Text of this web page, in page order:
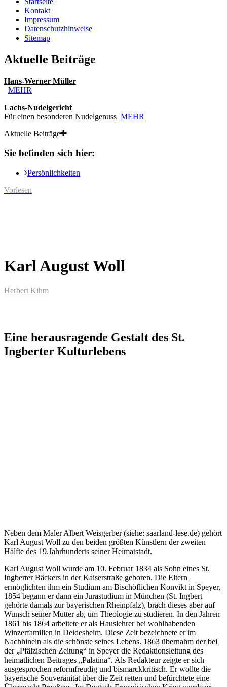
Kontakt
Impressum
Datenschutzhinweise
Sitemap
Aktuelle Beiträge
Hans-Werner Müller
MEHR
Lachs-Nudelgericht
Für einen besonderen Nudelgenuss MEHR
Aktuelle Beiträge
Sie befinden sich hier:
Persönlichkeiten
Vorlesen
Karl August Woll
Herbert Kihm
Eine herausragende Gestalt des St.
Ingberter Kulturlebens
Neben dem Maler Albert Weisgerber (siehe: saarland-lese.de) gehört
Karl August Woll zu den beiden größten Künstlern der zweiten
Hälfte des 19.Jahrhunderts seiner Heimatstadt.
Karl August Woll wurde am 10. Februar 1834 als Sohn eines St.
Ingberter Bäckers in der Kaiserstraße geboren. Die Eltern
ermöglichten ihm ein Studium am Bischöflichen Konvikt in Speyer,
1854 begann er dann ein Jurastudium in München (St. Ingbert
gehörte damals zur bayerischen Rheinpfalz), brach dieses aber auf
Wunsch seiner Mutter ab, um Theologie zu studieren. In den Jahren
1861 bis 1864 arbeitete er als Hauslehrer bei wohlhabenden
Winzerfamilien in Deidesheim. Diese Zeit bezeichnete er im
Nachhinein als die schönste seines Lebens. 1863 übernahm der bei
der „Pfälzischen Zeitung“ in Speyer die Redaktionsleitung des
heimatlichen Beitrages „Palatina“. Als Redakteur zeigte er sich
ausgesprochen reformfreudig und bismarckkritisch. Er wollte die
bayerische Souveränität über die Zeit retten und befürchtete eine